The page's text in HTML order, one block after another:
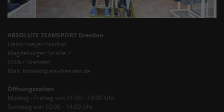
ABSOLUTE TEAMSPORT Dresden
Heinz-Steyer-Stadion
Magdeburger Straße 2
01067 Dresden
Mail: kontakt@ats-dresden.de
Öffnungszeiten
Montag - Freitag von 11:00 - 19:00 Uhr
Samstag von 10:00 - 14:00 Uhr